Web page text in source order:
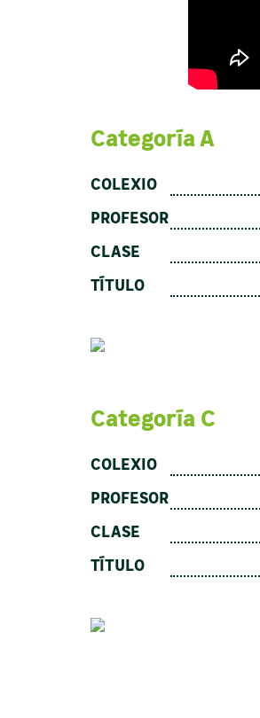
Categoría A
COLEXIO
PROFESOR
CLASE
TÍTULO
Categoría C
COLEXIO
PROFESOR
CLASE
TÍTULO